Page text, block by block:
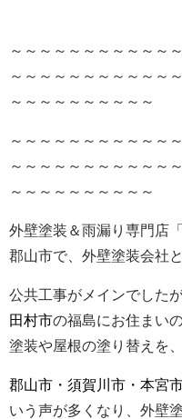
～～～～～～～～～～～
～～～～～～～～～～～
～～～～～～～～～～
～～～～～～～～～～～
～～～～～～～～～～～
～～～～～～～～～～
外壁塗装＆雨漏り専門店
郡山市で、外壁塗装会社
公共工事がメインでしたが
田村市の福島にお住まい
塗装や屋根の塗り替えを、
郡山市・須賀川市・本宮
いう声が多くなり、外壁